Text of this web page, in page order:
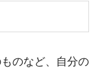
のなど、自分の